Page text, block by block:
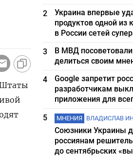
2
Украина впервые
продуктов одной из
в России сетей
3
В МВД
делиться своим
4
Google запретит
разработчикам
приложения для
5
МНЕНИЯ ВЛАДИСЛАВ
Союзники Украины
россиянам
до сентябрьских